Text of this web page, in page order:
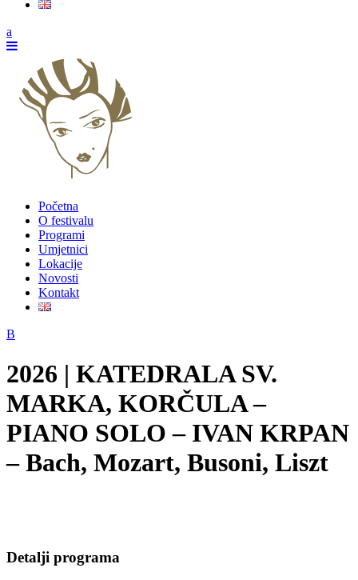
Početna
O festivalu
Programi
Umjetnici
Lokacije
Novosti
Kontakt
2026 | KATEDRALA SV.
MARKA, KORČULA –
PIANO SOLO – IVAN KRPAN
– Bach, Mozart, Busoni, Liszt
Detalji programa